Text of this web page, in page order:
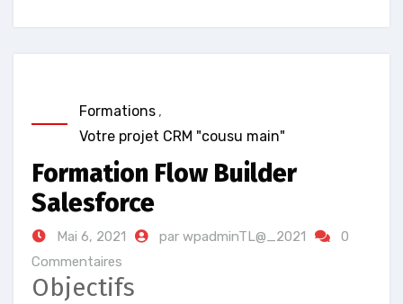
Formations ,
Votre projet CRM "cousu main"
Formation Flow Builder
Salesforce
Mai 6, 2021 par wpadminTL@_2021
0
Commentaires
Objectifs